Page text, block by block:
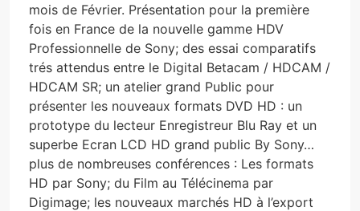
mois de Février. Présentation pour la première
fois en France de la nouvelle gamme HDV
Professionnelle de Sony; des essai comparatifs
trés attendus entre le Digital Betacam / HDCAM /
HDCAM SR; un atelier grand Public pour
présenter les nouveaux formats DVD HD : un
prototype du lecteur Enregistreur Blu Ray et un
superbe Ecran LCD HD grand public By Sony…
plus de nombreuses conférences : Les formats
HD par Sony; du Film au Télécinema par
Digimage; les nouveaux marchés HD à l’export